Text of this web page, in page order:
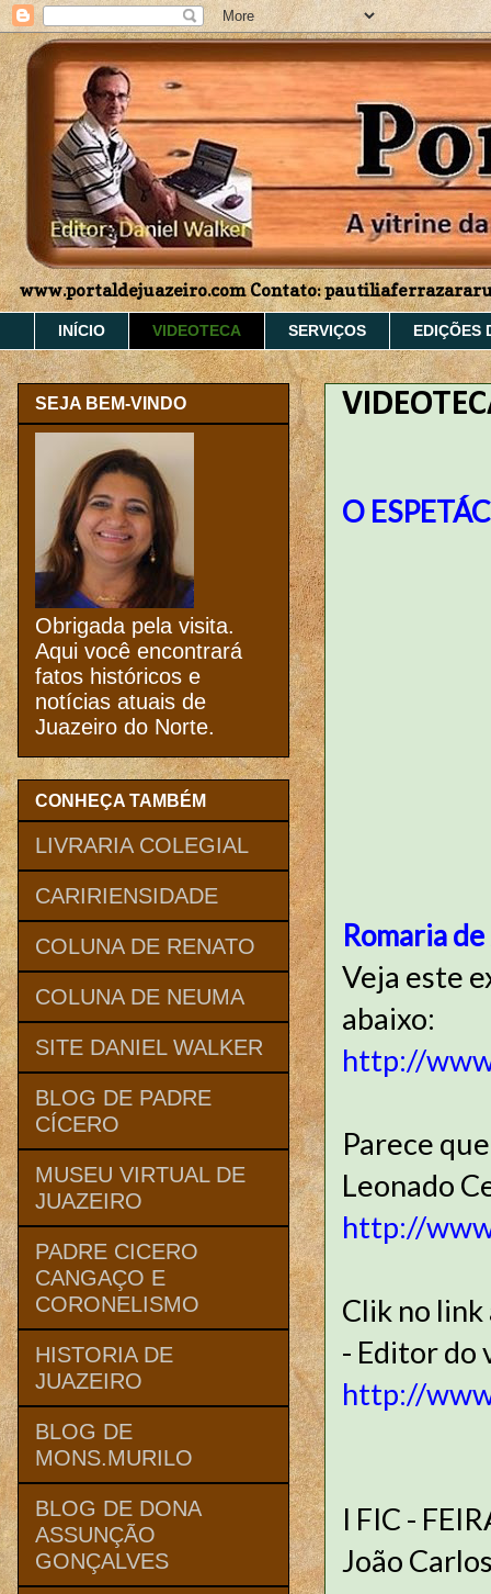
www.portaldejuazeiro.com Contato:
INÍCIO VIDEOTECA SERVIÇOS EDIÇÕES
O
Romaria
Veja este
abaixo:
http://
Parece
Leonado
http://
Clik no
- Editor do
http://
I FIC -
João
SEJA BEM-VINDO
Obrigada pela visita.
Aqui você encontrará
fatos históricos e
notícias atuais de
Juazeiro do Norte.
CONHEÇA TAMBÉM
LIVRARIA COLEGIAL
CARIRIENSIDADE
COLUNA DE RENATO
COLUNA DE NEUMA
SITE DANIEL WALKER
BLOG DE PADRE
CÍCERO
MUSEU VIRTUAL DE
JUAZEIRO
PADRE CICERO
CANGAÇO E
CORONELISMO
HISTORIA DE
JUAZEIRO
BLOG DE
MONS.MURILO
BLOG DE DONA
ASSUNÇÃO
GONÇALVES